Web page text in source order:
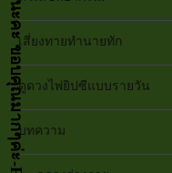
เสี่ยงทายทำนายทัก
ดูดวงไพ่ยิปซีแบบรายวัน
บทความ